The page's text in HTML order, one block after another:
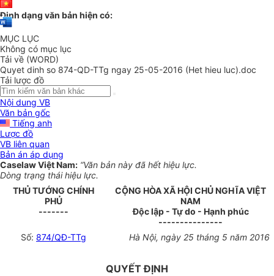
Định dạng văn bản hiện có:
MỤC LỤC
Không có mục lục
Tải về (WORD)
Quyet dinh so 874-QD-TTg ngay 25-05-2016 (Het hieu luc).doc
Tải lược đồ
Nội dung VB
Văn bản gốc
Tiếng anh
Lược đồ
VB liên quan
Bản án áp dụng
Caselaw Việt Nam: “Văn bản này đã hết hiệu lực.
Dòng trạng thái hiệu lực.
THỦ TƯỚNG CHÍNH
PHỦ
-------
CỘNG HÒA XÃ HỘI CHỦ NGHĨA VIỆT
NAM
Độc lập - Tự do - Hạnh phúc
---------------
Số: 874/QĐ-TTg Hà Nội, ngày 25 tháng 5 năm 2016
QUYẾT ĐỊNH